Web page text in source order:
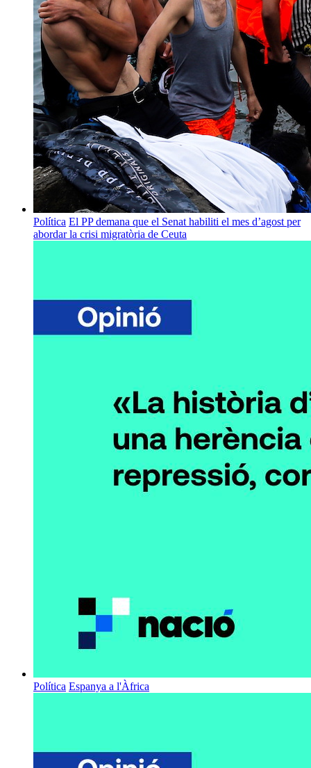
Política El PP demana que el Senat habiliti el mes d’agost per
abordar la crisi migratòria de Ceuta
Política Espanya a l'Àfrica